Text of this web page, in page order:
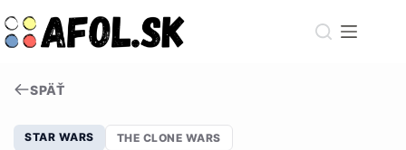
to
content
SPÄŤ
STAR WARS THE CLONE WARS